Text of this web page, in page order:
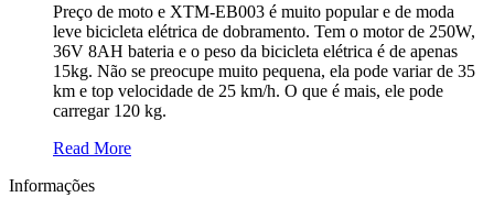
Preço de moto e XTM-EB003 é muito popular e de moda
leve bicicleta elétrica de dobramento. Tem o motor de 250W,
36V 8AH bateria e o peso da bicicleta elétrica é de apenas
15kg. Não se preocupe muito pequena, ela pode variar de 35
km e top velocidade de 25 km/h. O que é mais, ele pode
carregar 120 kg.
Read More
Informações